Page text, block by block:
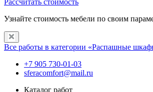
Узнайте стоимость мебели по своим
Все работы в категории «Распашные
+7 905 730-01-03
sferacomfort@mail.ru
Каталог работ